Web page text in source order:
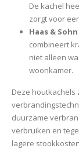
De kachel
zorgt voor
Haas &
combineert
niet alleen
woonkamer.
Deze houtkachels
duurzame
verbruiken en
lagere